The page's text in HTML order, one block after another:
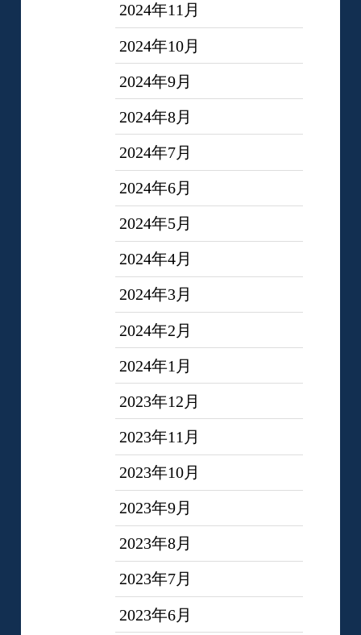
2024年11月
2024年10月
2024年9月
2024年8月
2024年7月
2024年6月
2024年5月
2024年4月
2024年3月
2024年2月
2024年1月
2023年12月
2023年11月
2023年10月
2023年9月
2023年8月
2023年7月
2023年6月